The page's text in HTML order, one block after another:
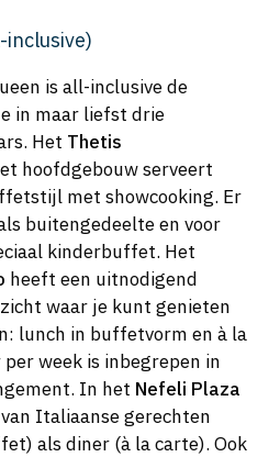
is all-inclusive de
in maar liefst drie
Het Thetis
hoofdgebouw serveert
met showcooking. Er
buitengedeelte en voor
kinderbuffet. Het
heeft een uitnodigend
waar je kunt genieten
lunch in buffetvorm en à la
week is inbegrepen in
In het Nefeli Plaza
Italiaanse gerechten
als diner (à la carte). Ook